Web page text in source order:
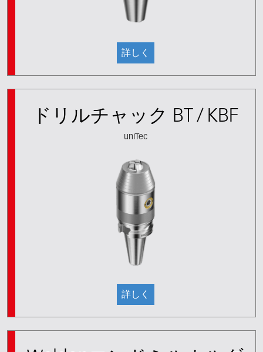
詳しく
ドリルチャック BT / KBF
uniTec
詳しく